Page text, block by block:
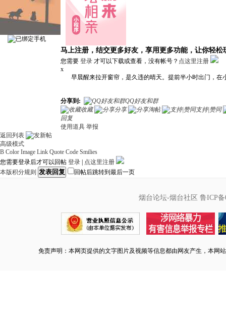
马上注册，结交更多好友，享用更多功能，让你轻松
您需要 登录 才可以下载或查看，没有帐号？ 点这里注册
x
早晨醒来拉开窗帘，是久违的晴天。提前半小时出门，在
分享到:
QQ好友和群
收藏
分享 淘帖
支持|赞同
回复
使用道具 举报
返回列表
高级模式
B Color Image Link Quote Code Smilies
您需要登录后才可以回帖 登录
点这里注册
本版积分规则 发表回复 回帖后跳转到最后一页
烟台论坛-烟台社区 鲁ICP备
免责声明：本网页提供的文字图片及视频等信息都由网友产生，本网